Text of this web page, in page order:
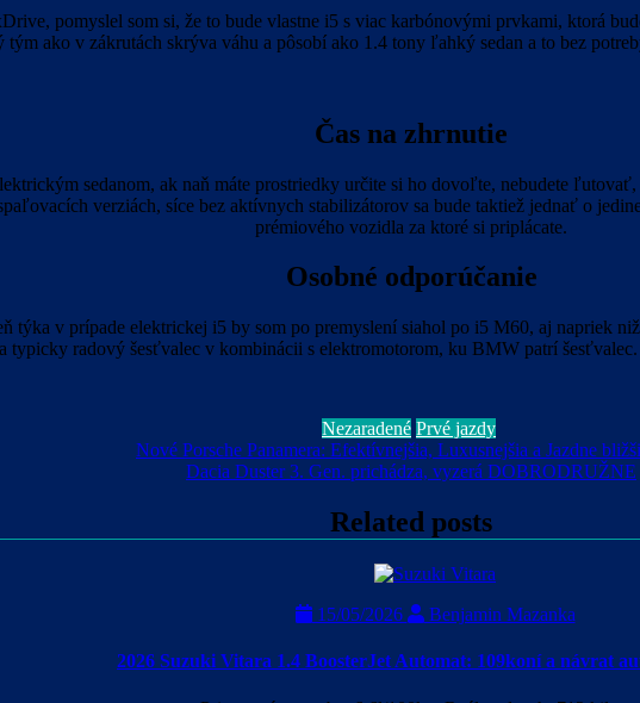
pomyslel som si, že to bude vlastne i5 s viac karbónovými prvkami, ktorá
tým ako v zákrutách skrýva váhu a pôsobí ako 1.4 tony ľahký sedan a to bez
Čas na zhrnutie
sedanom, ak naň máte prostriedky určite si ho dovoľte, nebudete
verziách, síce bez aktívnych stabilizátorov sa bude taktiež jednať o
prémiového vozidla za ktoré si priplácate.
Osobné odporúčanie
týka v prípade elektrickej i5 by som po premyslení siahol po i5 M60, aj napriek
typicky radový šesťvalec v kombinácii s elektromotorom, ku BMW patrí
Nezaradené Prvé jazdy
Nové Porsche Panamera: Efektívnejšia, Luxusnejšia a Jazdne
Dacia Duster 3. Gen. prichádza, vyzerá DOBRODRUŽNE
Related posts
15/05/2026 Benjamin Mazanka
2026 Suzuki Vitara 1.4 BoosterJet Automat: 109koní a návrat